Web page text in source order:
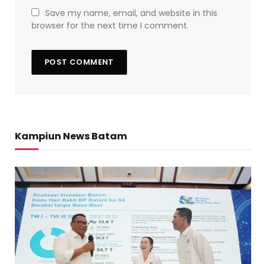
Save my name, email, and website in this
browser for the next time I comment.
Kampiun News Batam